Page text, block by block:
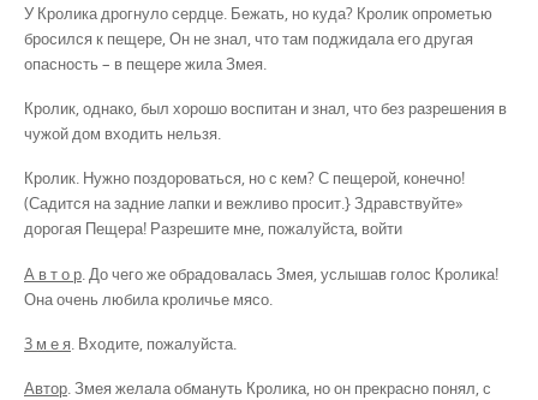
У Кролика дрогнуло сердце. Бежать, но куда? Кролик опрометью
бросился к пещере, Он не знал, что там поджидала его другая
опасность – в пещере жила Змея.
Кролик, однако, был хорошо воспитан и знал, что без разрешения в
чужой дом входить нельзя.
Кролик. Нужно поздороваться, но с кем? С пещерой, конечно!
(Садится на задние лапки и вежливо просит.} Здравствуйте»
дорогая Пещера! Разрешите мне, пожалуйста, войти
А в т о р . До чего же обрадовалась Змея, услышав голос Кролика!
Она очень любила кроличье мясо.
3 м е я. Входите, пожалуйста.
Автор. Змея желала обмануть Кролика, но он прекрасно понял, с